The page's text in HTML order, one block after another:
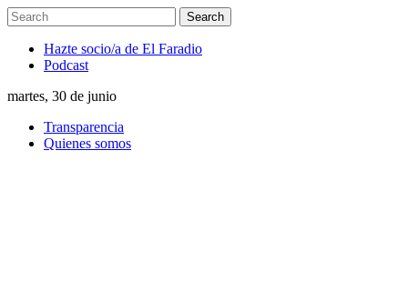
Hazte socio/a de El Faradio
Podcast
martes, 30 de junio
Transparencia
Quienes somos